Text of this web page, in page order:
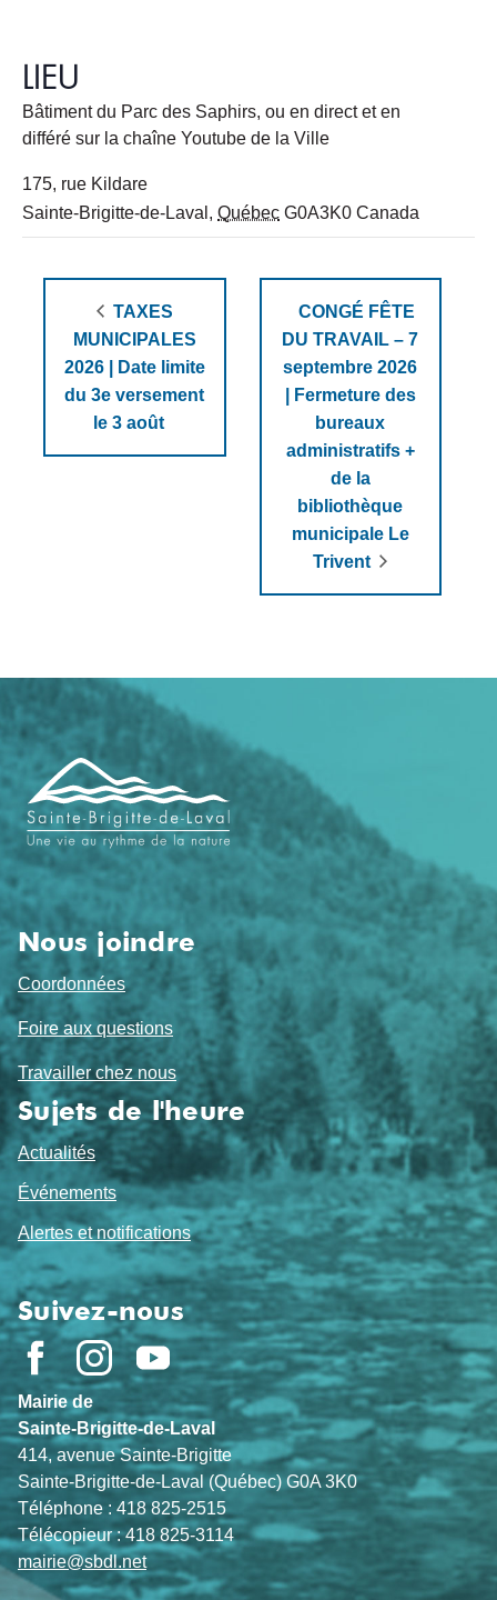
LIEU
Bâtiment du Parc des Saphirs, ou en direct et en
différé sur la chaîne Youtube de la Ville
175, rue Kildare
Sainte-Brigitte-de-Laval , Québec G0A3K0 Canada
TAXES
MUNICIPALES
2026 | Date limite
du 3e versement
le 3 août
CONGÉ FÊTE
DU TRAVAIL – 7
septembre 2026
| Fermeture des
bureaux
administratifs +
de la
bibliothèque
municipale Le
Trivent
Navigation
de
pied
de
page
Nous joindre
Coordonnées
Foire aux questions
Travailler chez nous
Sujets de l'heure
Actualités
Événements
Alertes et notifications
Suivez-nous
Mairie de
Sainte-Brigitte-de-Laval
414, avenue Sainte-Brigitte
Sainte-Brigitte-de-Laval (Québec) G0A 3K0
Téléphone : 418 825-2515
Télécopieur : 418 825-3114
mairie@sbdl.net